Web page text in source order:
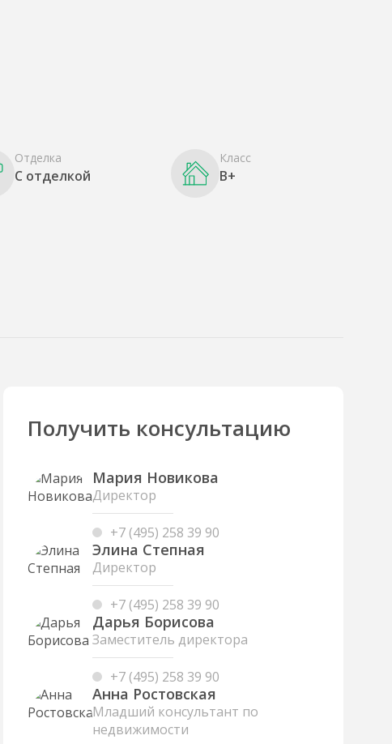
Отделка
С отделкой
Класс
B+
Получить консультацию
Мария Новикова
Директор
+7 (495) 258 39 90
Элина Степная
Директор
+7 (495) 258 39 90
Дарья Борисова
Заместитель директора
+7 (495) 258 39 90
Анна Ростовская
Младший консультант по
недвижимости